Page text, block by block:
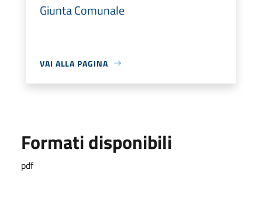
Giunta Comunale
VAI ALLA PAGINA
Formati disponibili
pdf